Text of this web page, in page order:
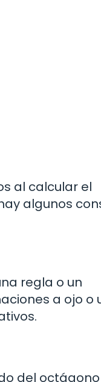
al calcular el
algunos
regla o un
a ojo o
del